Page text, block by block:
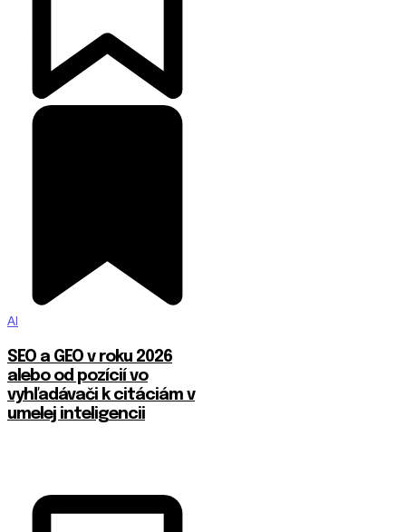
AI
SEO a GEO v roku 2026
alebo od pozícií vo
vyhľadávači k citáciám v
umelej inteligencii